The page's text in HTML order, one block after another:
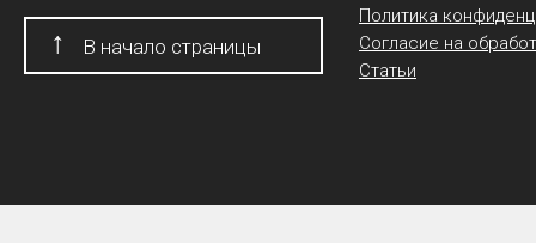
↑ В начало страницы
Политика
Согласие на
Статьи